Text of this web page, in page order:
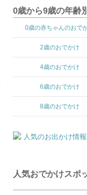
0歳から9歳の年齢
0歳の赤ちゃんのおで
2歳のおでかけ
4歳のおでかけ
6歳のおでかけ
8歳のおでかけ
人気おでかけスポ